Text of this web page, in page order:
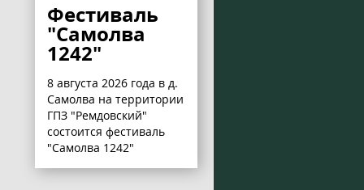
Фестиваль
"Самолва
1242"
8 августа 2026 года в д.
Самолва на территории
ГПЗ "Ремдовский"
состоится фестиваль
"Самолва 1242"